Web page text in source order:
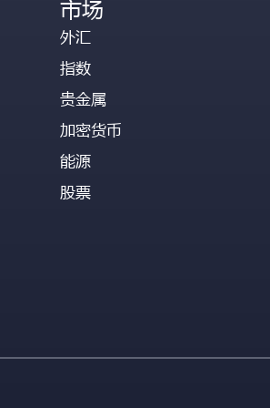
市场
外汇
指数
贵金属
加密货币
能源
股票